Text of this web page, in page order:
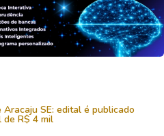
SE: edital é publicado
de R$ 4 mil